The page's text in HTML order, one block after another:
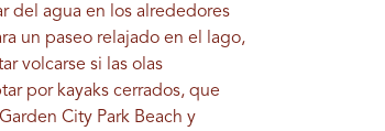
del agua en los alrededores
un paseo relajado en el lago,
volcarse si las olas
por kayaks cerrados, que
City Park Beach y